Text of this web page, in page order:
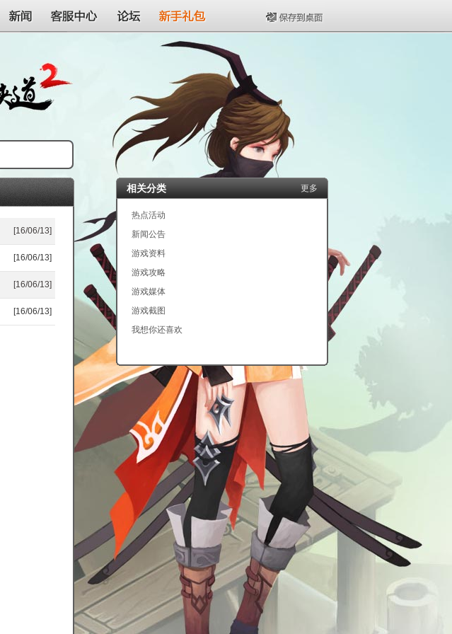
新闻 客服中心 论坛 新手礼包 保存到桌面
[16/06/13]
[16/06/13]
[16/06/13]
[16/06/13]
相关分类 更多
热点活动
新闻公告
游戏资料
游戏攻略
游戏媒体
游戏截图
我想你还喜欢